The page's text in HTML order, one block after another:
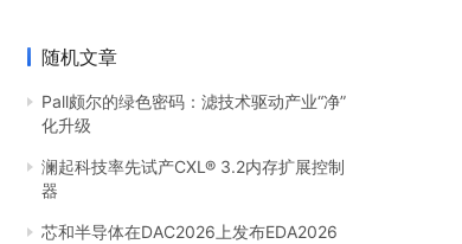
随机文章
Pall颇尔的绿色密码：滤技术驱动产业“净”
化升级
澜起科技率先试产CXL® 3.2内存扩展控制
器
芯和半导体在DAC2026上发布EDA2026